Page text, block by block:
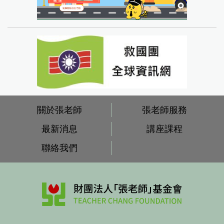
關於張老師
張老師服務
最新消息
講座課程
聯絡我們